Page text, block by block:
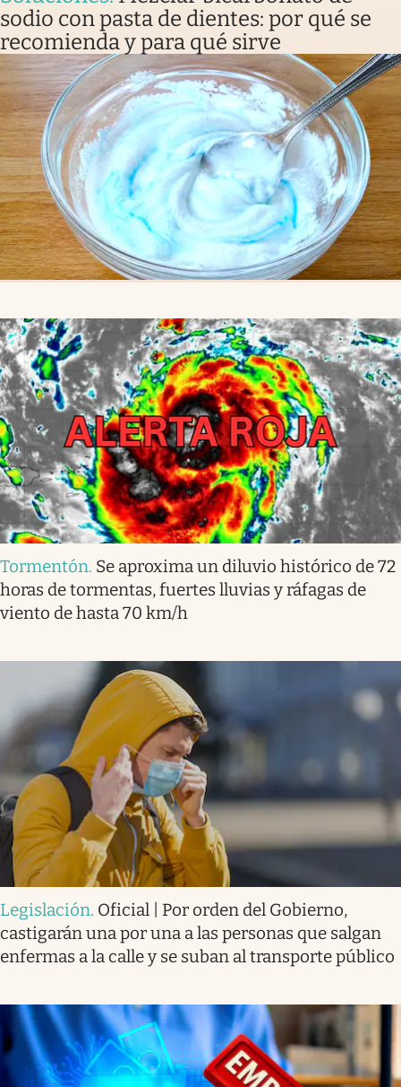
sodio con pasta de dientes: por qué se
recomienda y para qué sirve
Tormentón. Se aproxima un diluvio histórico de 72
horas de tormentas, fuertes lluvias y ráfagas de
viento de hasta 70 km/h
Legislación. Oficial | Por orden del Gobierno,
castigarán una por una a las personas que salgan
enfermas a la calle y se suban al transporte público